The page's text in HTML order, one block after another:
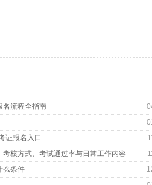
名流程全指南
证报名入口
核方式、考试通过率与日常工作内容
么条件